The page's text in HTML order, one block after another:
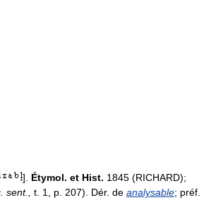
]. Étymol. et Hist. 1845 (RICHARD);
sent., t. 1, p. 207). Dér. de analysable; préf.